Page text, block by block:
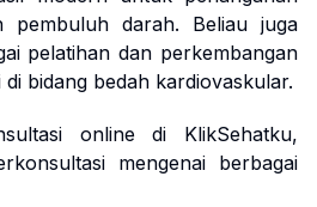
pembuluh darah. Beliau juga
pelatihan dan perkembangan
bidang bedah kardiovaskular.
online di KlikSehatku,
mengenai berbagai